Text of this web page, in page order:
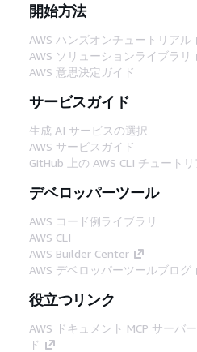
開始方法
AWS ハンズオンチュートリアル
AWS ソリューションライブラリ
AWS 意思決定ガイド
サービスガイド
生成 AI サービスの選択
AWS サービスガイド
GitHub 上の AWS CLI チュート
デベロッパーツール
AWS コード例ライブラリ
AWS CLI
AWS Builder Center
AWS デベロッパーツールブログ
役立つリンク
AWS ドキュメント MCP サーバ
ド